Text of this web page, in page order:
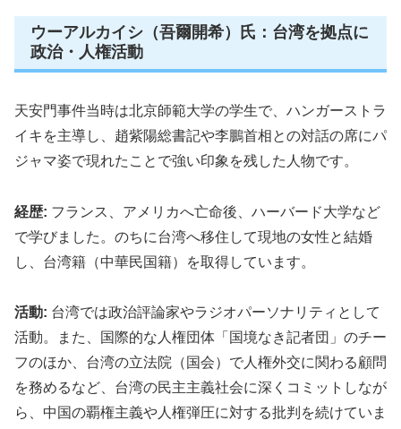
ウーアルカイシ（吾爾開希）氏：台湾を拠点に
政治・人権活動
天安門事件当時は北京師範大学の学生で、ハンガーストラ
イキを主導し、趙紫陽総書記や李鵬首相との対話の席にパ
ジャマ姿で現れたことで強い印象を残した人物です。
経歴: フランス、アメリカへ亡命後、ハーバード大学など
で学びました。のちに台湾へ移住して現地の女性と結婚
し、台湾籍（中華民国籍）を取得しています。
活動: 台湾では政治評論家やラジオパーソナリティとして
活動。また、国際的な人権団体「国境なき記者団」のチー
フのほか、台湾の立法院（国会）で人権外交に関わる顧問
を務めるなど、台湾の民主主義社会に深くコミットしなが
ら、中国の覇権主義や人権弾圧に対する批判を続けていま